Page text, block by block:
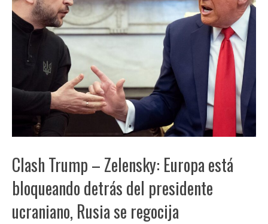
Clash Trump – Zelensky: Europa está
bloqueando detrás del presidente
ucraniano, Rusia se regocija